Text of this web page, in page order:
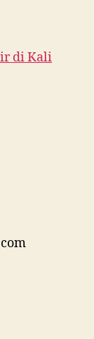
diKali